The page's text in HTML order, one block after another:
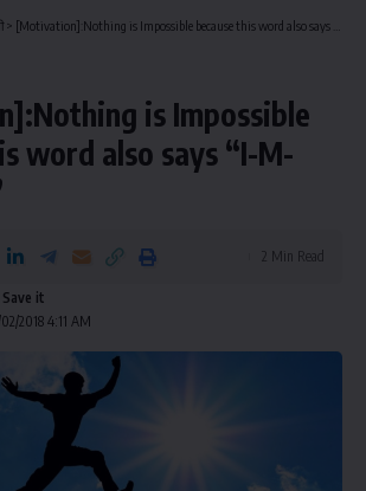
> [Motivation]:Nothing is Impossible because this word also says “I-M-POSSIBLE”
is Impossible
word also says “I-M-
2018 4:11 AM
2 Min Read